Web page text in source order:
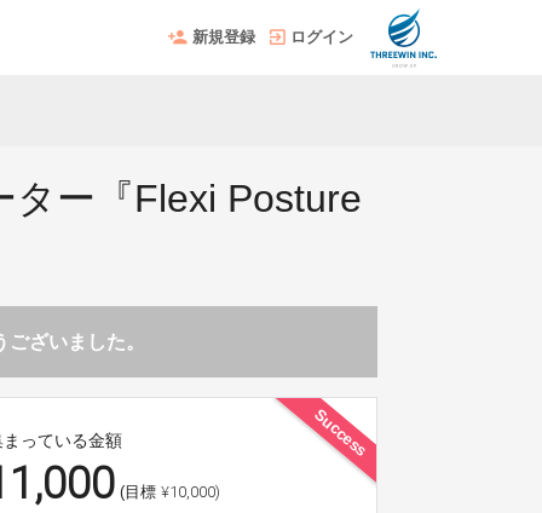
新規登録 ログイン
ー『Flexi Posture
ざいました。
Success
まっている金額
(目標 ¥10,000)